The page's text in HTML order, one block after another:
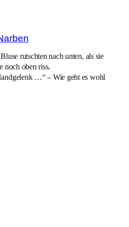
rutschten nach unten, als sie
noch oben riss.
…“ – Wie geht es wohl